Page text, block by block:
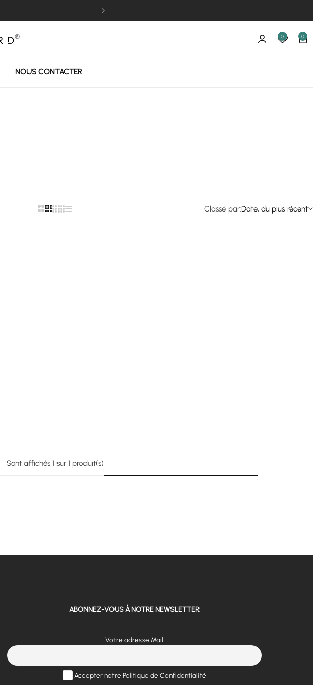
0 0
NOUS CONTACTER
Classé par:Date, du plus récent
Sont affichés 1 sur 1 produit(s)
ABONNEZ-VOUS À NOTRE NEWSLETTER
Votre adresse Mail
Accepter notre Politique de Confidentialité